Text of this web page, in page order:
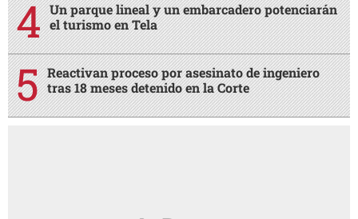
Un parque lineal y un embarcadero potenciarán
el turismo en Tela
Reactivan proceso por asesinato de ingeniero
tras 18 meses detenido en la Corte